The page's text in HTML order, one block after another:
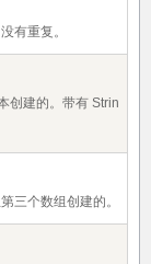
有重复。
创建的。带有 Strin
三个数组创建的。